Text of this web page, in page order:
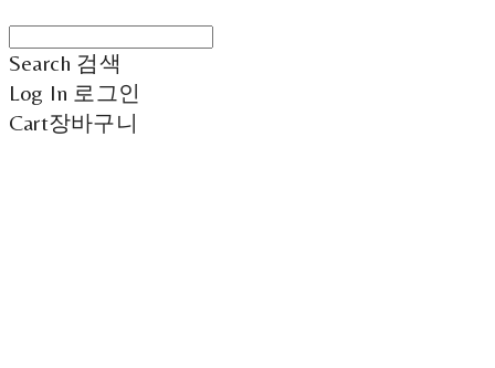
Search 검색
Log In 로그인
Cart장바구니